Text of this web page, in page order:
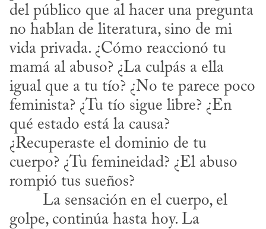
del público que al hacer una pregunta
no hablan de literatura, sino de mi
vida privada. ¿Cómo reaccionó tu
mamá al abuso? ¿La culpás a ella
igual que a tu tío? ¿No te parece poco
feminista? ¿Tu tío sigue libre? ¿En
qué estado está la causa?
¿Recuperaste el dominio de tu
cuerpo? ¿Tu femineidad? ¿El abuso
rompió tus sueños?
golpe, continúa hasta hoy. La